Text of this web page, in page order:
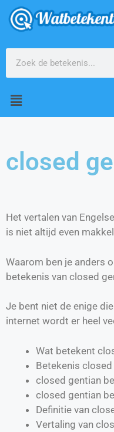
closed
Het vertalen van
is niet altijd even
Waarom ben je anders
betekenis van closed
Je bent niet de enige
internet wordt er heel
Wat betekent
Betekenis
closed gentian
closed gentian
Definitie van
Vertaling van